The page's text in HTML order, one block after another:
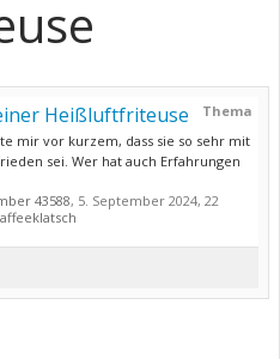
Thema
Heißluftfriteuse
mir vor kurzem, dass sie so sehr mit
sei. Wer hat auch Erfahrungen
43588, 5. September 2024, 22